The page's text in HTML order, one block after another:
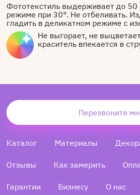
Фототекстиль выдерживает до
режиме при 30°. Не отбеливать.
гладить в деликатном режиме с
Не выгорает, не
краситель впекается в
Перезвоните
Каталог Материалы
Отзывы Как замерить
Гарантии Бизнесу О нас